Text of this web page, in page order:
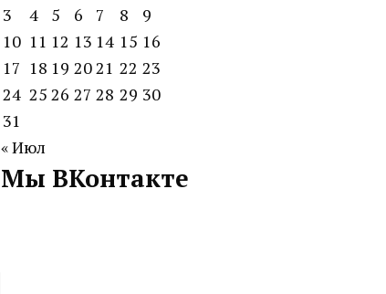
3
4 5 6 7 8
9
10 11 12 13 14 15 16
17 18 19 2021 22 23
24 25 26 27 28 29 30
31
« Июл
Мы ВКонтакте